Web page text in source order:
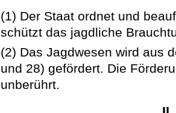
(1) Der Staat ordnet und
schützt das jagdliche
(2) Das Jagdwesen wird aus
und 28) gefördert. Die
unberührt.